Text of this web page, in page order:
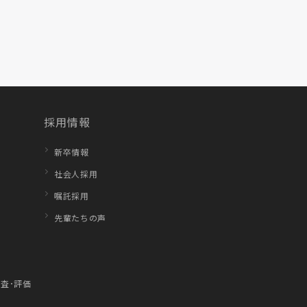
･評価
採用情報
新卒情報
社会人採用
嘱託採用
先輩たちの声